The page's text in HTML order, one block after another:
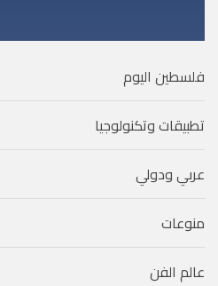
فلسطين اليوم
تطبيقات وتكنولوجيا
عربي ودولي
منوعات
عالم الفن